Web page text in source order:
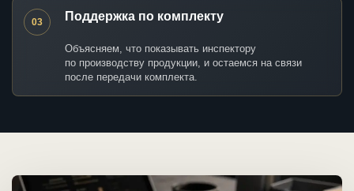
03 Поддержка по комплекту
Объясняем, что показывать инспектору
по производству продукции, и остаемся на связи
после передачи комплекта.